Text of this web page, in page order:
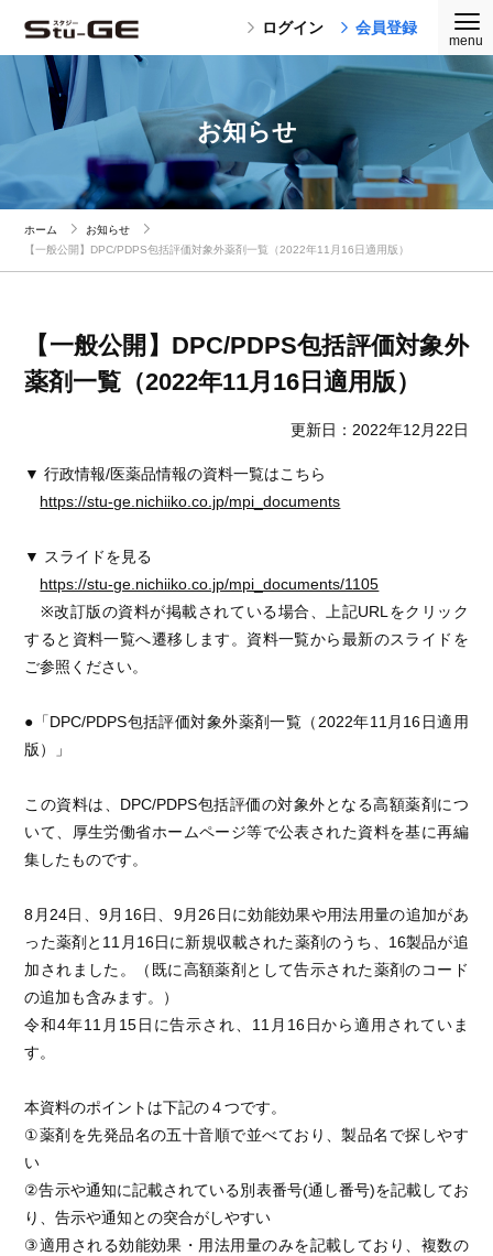
ログイン 会員登録
お知らせ
ホーム
お知らせ
【一般公開】DPC/PDPS包括評価対象外薬剤一覧（2022年11月16日適用版）
【一般公開】DPC/PDPS包括評価対象外
薬剤一覧（2022年11月16日適用版）
更新日：2022年12月22日
▼ 行政情報/医薬品情報の資料一覧はこちら
https://stu-ge.nichiiko.co.jp/mpi_documents
▼ スライドを見る
https://stu-ge.nichiiko.co.jp/mpi_documents/1105
※改訂版の資料が掲載されている場合、上記URLをクリック
すると資料一覧へ遷移します。資料一覧から最新のスライドを
ご参照ください。
●「DPC/PDPS包括評価対象外薬剤一覧（2022年11月16日適用
版）」
この資料は、DPC/PDPS包括評価の対象外となる高額薬剤につ
いて、厚生労働省ホームページ等で公表された資料を基に再編
集したものです。
8月24日、9月16日、9月26日に効能効果や用法用量の追加があ
った薬剤と11月16日に新規収載された薬剤のうち、16製品が追
加されました。（既に高額薬剤として告示された薬剤のコード
の追加も含みます。）
令和4年11月15日に告示され、11月16日から適用されていま
す。
本資料のポイントは下記の４つです。
①薬剤を先発品名の五十音順で並べており、製品名で探しやす
い
②告示や通知に記載されている別表番号(通し番号)を記載してお
り、告示や通知との突合がしやすい
③適用される効能効果・用法用量のみを記載しており、複数の